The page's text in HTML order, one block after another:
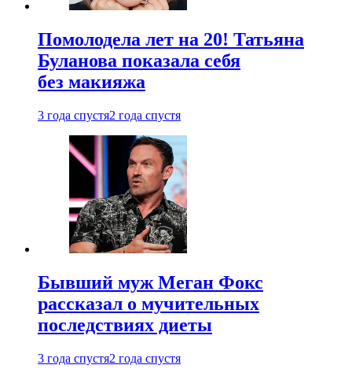
Помолодела лет на 20! Татьяна
Буланова показала себя
без макияжа
3 года спустя2 года спустя
Бывший муж Меган Фокс
рассказал о мучительных
последствиях диеты
3 года спустя2 года спустя